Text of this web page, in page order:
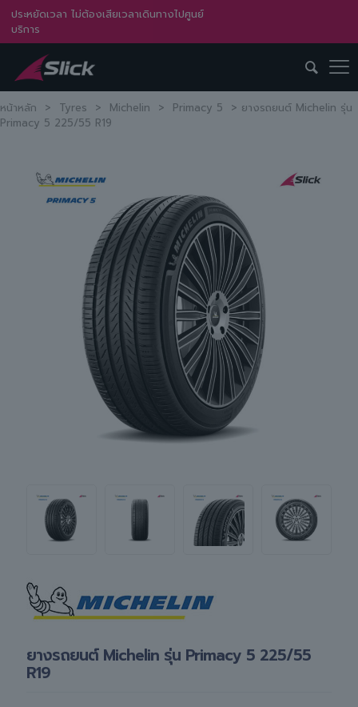
ประหยัดเวลา ไม่ต้องเสียเวลาเดินทางไปศูนย์
บริการ
หน้าหลัก > Tyres > Michelin > Primacy 5 > ยางรถยนต์ Michelin รุ่น
Primacy 5 225/55 R19
ยางรถยนต์ Michelin รุ่น Primacy 5 225/55
R19